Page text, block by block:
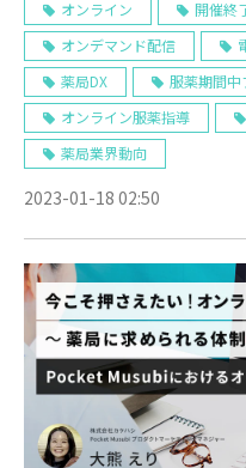
い！オンライン服薬
薬局に求められる
オンライン 開催終
オンデマンド配信
薬局DX
服薬期間中
オンライン服薬指導
薬局業界動向
2023-01-18 02:50